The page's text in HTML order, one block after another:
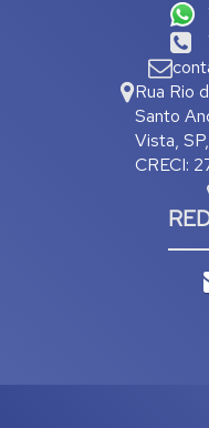
Rua Rio
Santo
Vista, SP,
CRECI: